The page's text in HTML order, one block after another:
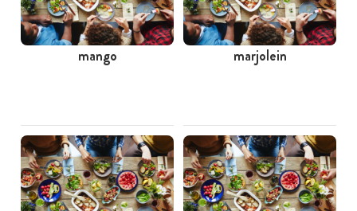
mango marjolein